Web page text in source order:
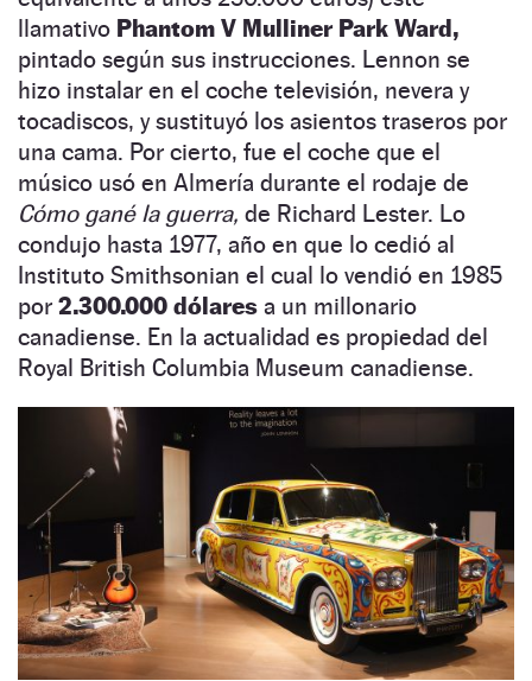
llamativo Phantom V Mulliner Park Ward,
pintado según sus instrucciones. Lennon se
hizo instalar en el coche televisión, nevera y
tocadiscos, y sustituyó los asientos traseros por
una cama. Por cierto, fue el coche que el
músico usó en Almería durante el rodaje de
Cómo gané la guerra, de Richard Lester. Lo
condujo hasta 1977, año en que lo cedió al
Instituto Smithsonian el cual lo vendió en 1985
por 2.300.000 dólares a un millonario
canadiense. En la actualidad es propiedad del
Royal British Columbia Museum canadiense.